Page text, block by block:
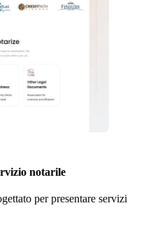
notarile
per presentare servizi